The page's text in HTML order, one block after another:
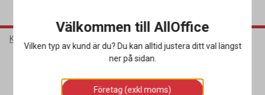
Kontorsmaterial
Välkommen till AllOffice
Vilken typ av kund är du? Du kan alltid justera ditt val längst
ner på sidan.
Företag (exkl moms)